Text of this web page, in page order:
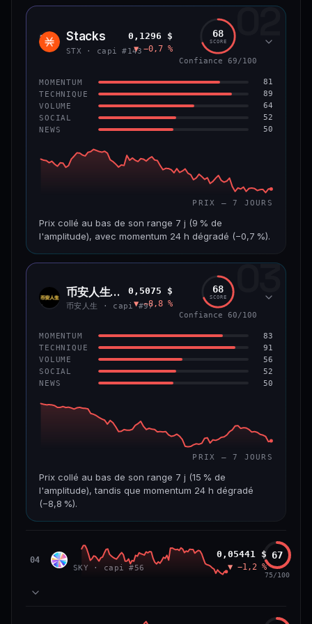
CAP. MARCHÉ VOLUME 24 H
VAR. 7 J VAR. 30 J
−9,9 %
VS ATH
−55,9 %
CONFIANCE 66/100
02
STX Stacks
STX · capi #143
0,1296 $
▼ −0,7 %
68
SCORE
Confiance 69/100
MOMENTUM 81
TECHNIQUE 89
VOLUME 64
SOCIAL 52
NEWS 50
PRIX — 7 JOURS
Prix collé au bas de son range 7 j (9 % de
l'amplitude), avec momentum 24 h dégradé (−0,7 %).
CAP. MARCHÉ VOLUME 24 H
VAR. 7 J VAR. 30 J
−22,2 %
VS ATH
−96,6 %
RANG CAPI.
#143
CONFIANCE 69/100
03
币安
人生
币安人生 (BinanceLife)
币安人生 · capi #97
0,5075 $
▼ −8,8 %
68
SCORE
Confiance 60/100
MOMENTUM 83
TECHNIQUE 91
VOLUME 56
SOCIAL 52
NEWS 50
PRIX — 7 JOURS
Prix collé au bas de son range 7 j (15 % de
l'amplitude), tandis que momentum 24 h dégradé
(−8,8 %).
508 M$ 8,7 M$
VAR. 7 J VAR. 30 J
04 SKY Sky
SKY · capi #56
0,05441 $
▼ −1,2 %
67
75/100
78